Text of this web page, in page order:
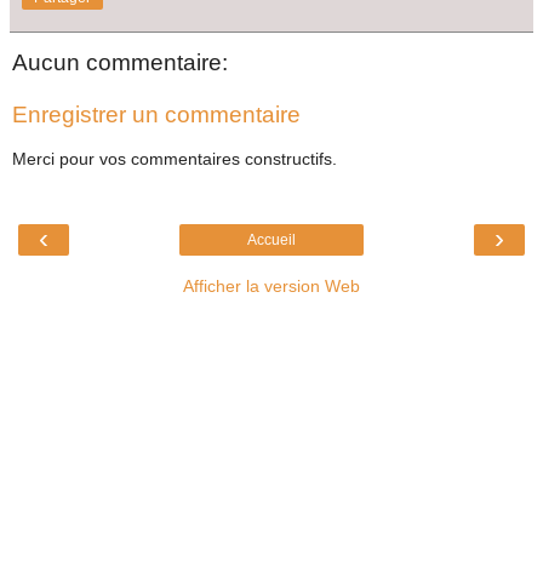
Aucun commentaire:
Enregistrer un commentaire
Merci pour vos commentaires constructifs.
‹ ›
Accueil
Afficher la version Web